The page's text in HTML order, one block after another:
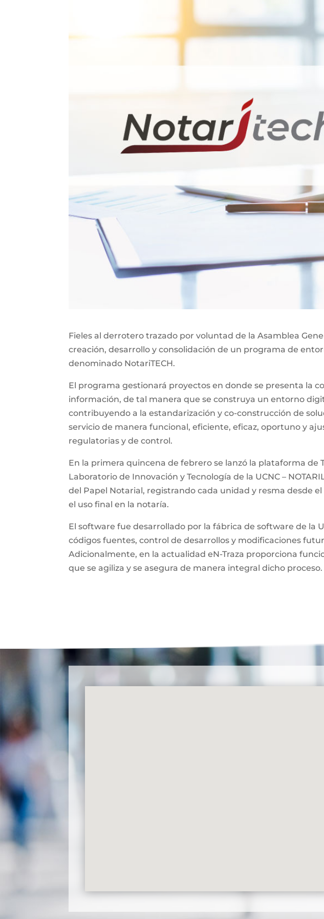
Fieles al derrotero trazado por voluntad de la Asamblea
creación, desarrollo y consolidación de un programa de
denominado NotariTECH.
El programa gestionará proyectos en donde se presenta la
información, de tal manera que se construya un entorno
contribuyendo a la estandarización y co-construcción de
servicio de manera funcional, eficiente, eficaz, oportuno y
regulatorias y de control.
En la primera quincena de febrero se lanzó la plataforma de
Laboratorio de Innovación y Tecnología de la UCNC –
del Papel Notarial, registrando cada unidad y resma desde
el uso final en la notaría.
El software fue desarrollado por la fábrica de software de la
códigos fuentes, control de desarrollos y modificaciones
Adicionalmente, en la actualidad eN-Traza proporciona
que se agiliza y se asegura de manera integral dicho proceso.